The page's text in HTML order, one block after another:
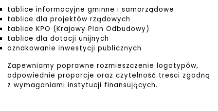
tablice informacyjne gminne i samorządowe
tablice dla projektów rządowych
tablice KPO (Krajowy Plan Odbudowy)
tablice dla dotacji unijnych
oznakowanie inwestycji publicznych
Zapewniamy poprawne rozmieszczenie logotypów,
odpowiednie proporcje oraz czytelność treści zgodną
z wymaganiami instytucji finansujących.